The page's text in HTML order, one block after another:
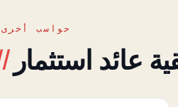
حواسب أخرى
عائد استثمار